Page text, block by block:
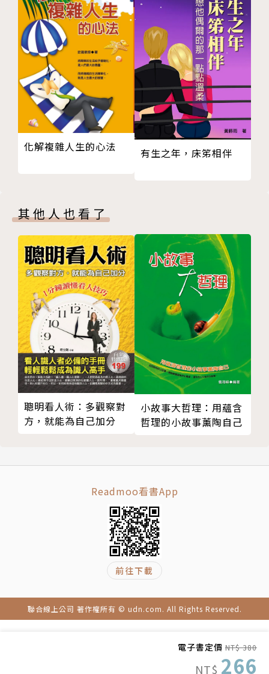
電子書定價 NT$ 380
NT$ 266
人生。
【適讀對象】
✓ 感受到心理困擾卻無法具體描述、想探求自我心
理的年輕讀者。
✓ 清楚自身困擾所在，卻不知如何有效調適心境的
青壯讀者。
✓ 覺察到自己一直以來的種種困境，與家庭和成長
背景有關的熟年讀者。
出自在人生的可能性。
○ 我們總是希望有盡可能直接的方法解決苦惱，
這個思路不假，但是裡頭有陷阱，最好要瞭解清楚我們
的苦惱是內在何種力量失衡的表現。
○ 我們對於苦難和不如意，有四種心態：難受、
忍受、接受、享受。我們想過自在的人生，可以從接受
開始，慢慢提高心態中享受的比例。
○ 苦中作樂，不是忍，它的前提是我們知道苦是
一種資訊的傳遞。各種不安有一種報信的作用，這有利
於我們未雨綢繆，及時做出一些調整。
緒難受，無非也是因為我們太貪戀所謂的正面情緒。有
些正面情緒也不一定是自己真的喜歡，更像是一種從眾
○ 追求自我像是在追求「我說了算」，追求自在
像是「我說了不一定算，但是這並不影響我存在的整體
品質」。二者並不矛盾。
○ 很多時候我們的症狀就像信使一樣，它提醒我
們要使心發生轉向，看看自己真正想要的是什麼。
○ 過去儘管被稱為過去，事實上沒有成功地過
01 傳統家族對心理的塑形作用
02 現代家庭中權力鬥爭的實質
03 家族中的能量傳遞
04 原生家庭對人格的影響
05 現代家庭中的角色混亂
06 夫妻雙方的原生家庭帶來的影響
●t日常訓練法③
第四章 六步修復原生家庭結構
01 重建不曾得到過的安全依附
05 啟動內在能量，讓自己生活在「完滿家庭」中
06 從家庭情結中解脫，為了回家而「出家」
●t日常訓練法④
第五章 七情與自在
01 為什麼我們總是為「情」所困：如何調整自己的
情緒
02 喜：專心致志，樂在其中
03 怒：轉化能量，建立人際界線
04 哀：被本能排拒的節能模式
05 懼：安全與穩定的信號燈
06 嫉：化破壞力為成長力
07 望：懷抱想像，看向遠方
08 無情：沒有情緒也是一種情緒
第六章 六欲與自在
02 食欲：我們與世界最初的關係
03 性欲：欲望背後的剩餘價值
04 權力欲：人際關係中的融合與鬥爭
05 連結欲：與人互動的基本需求
06 分離欲：成長是不斷地告別
08 「欲」火重生
●t日常訓練法⑥
01 從心理問題中學會自在：覺得自己有心理問題怎
化解複雜人生的心法 有生之年，床笫相伴
其他人也看了
聰明看人術：多觀察對
方，就能為自己加分
小故事大哲理：用蘊含
哲理的小故事薰陶自己
Readmoo看書App
前往下載
聯合線上公司 著作權所有 © udn.com. All Rights Reserved.